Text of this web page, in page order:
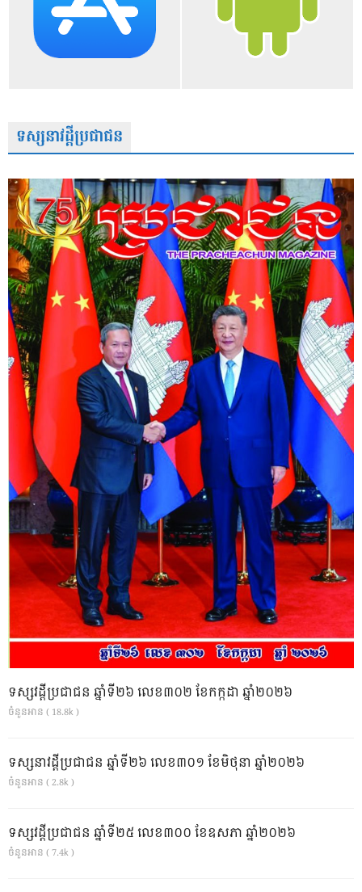
ទស្សនាវដ្តីប្រជាជន
ទស្សវដ្តីប្រជាជន ឆ្នាំទី២៦ លេខ៣០២ ខែកក្កដា ឆ្នាំ២០២៦
ចំនួនអាន ( 18.8k )
ទស្សនាវដ្ដីប្រជាជន ឆ្នាំទី២៦ លេខ៣០១ ខែមិថុនា ឆ្នាំ២០២៦
ចំនួនអាន ( 2.8k )
ទស្សវដ្តីប្រជាជន ឆ្នាំទី២៥ លេខ៣០០ ខែឧសភា ឆ្នាំ២០២៦
ចំនួនអាន ( 7.4k )